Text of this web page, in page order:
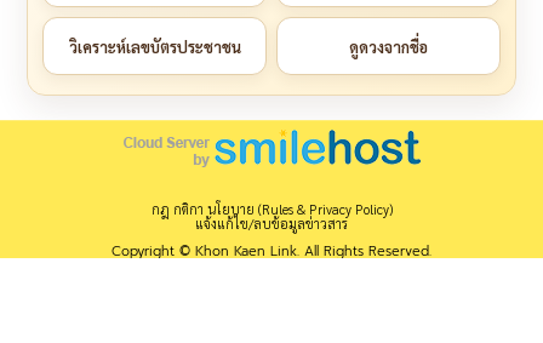
วิเคราะห์เลขบัตรประชาชน ดูดวงจากชื่อ
กฎ กติกา นโยบาย (Rules & Privacy Policy)
แจ้งแก้ไข/ลบข้อมูลข่าวสาร
Copyright © Khon Kaen Link. All Rights Reserved.